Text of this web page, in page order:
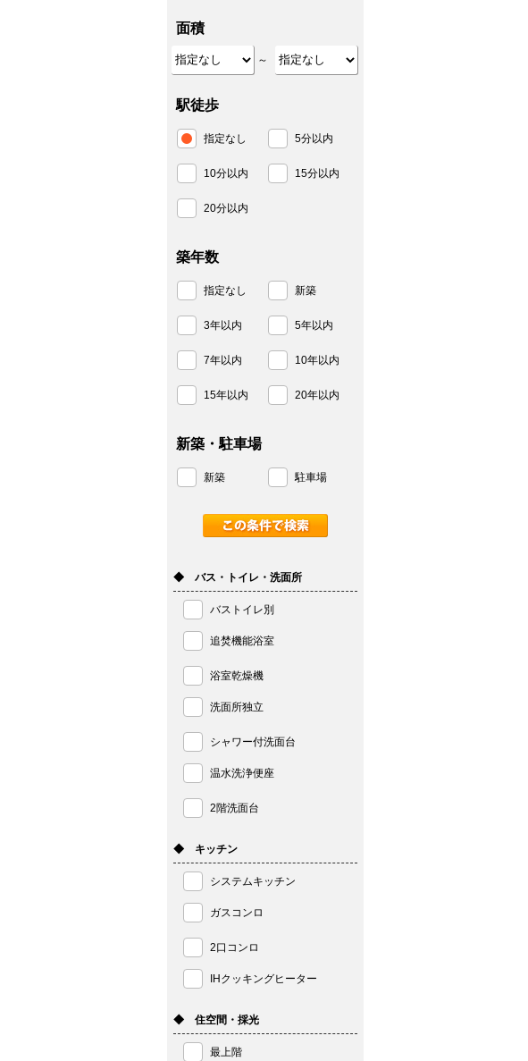
面積
～
駅徒歩
指定なし 5分以内
10分以内 15分以内
20分以内
築年数
指定なし 新築
3年以内 5年以内
7年以内 10年以内
15年以内 20年以内
新築・駐車場
新築 駐車場
◆ バス・トイレ・洗面所
バストイレ別
追焚機能浴室
浴室乾燥機
洗面所独立
シャワー付洗面台
温水洗浄便座
2階洗面台
◆ キッチン
システムキッチン
ガスコンロ
2口コンロ
IHクッキングヒーター
◆ 住空間・採光
最上階